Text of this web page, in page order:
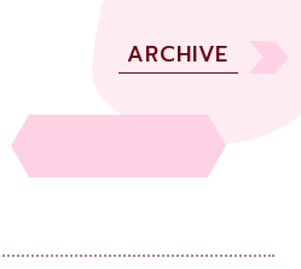
ARCHIVE